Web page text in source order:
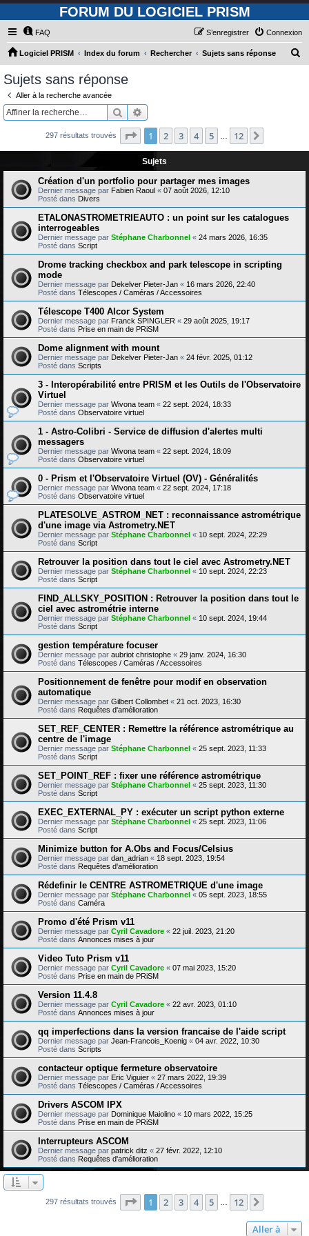
FORUM DU LOGICIEL PRISM
FAQ Connexion
S’enregistrer
Logiciel PRISM Index du forum Rechercher Sujets sans réponse
c
Sujets sans réponse
Aller à la recherche avancée
Rechercher
297 résultats trouvés Page 1sur12
1 2 3 4 5 12
Sujets
Création d'un portfolio pour partager mes images
Dernier message par Fabien Raoul « 07 août 2026, 12:10
Posté dans Divers
ETALONASTROMETRIEAUTO : un point sur les catalogues
interrogeables
Dernier message par Stéphane Charbonnel « 24 mars 2026, 16:35
Posté dans Script
Drome tracking checkbox and park telescope in scripting
mode
Dernier message par Dekelver Pieter-Jan « 16 mars 2026, 22:40
Posté dans Télescopes / Caméras / Accessoires
Télescope T400 Alcor System
Dernier message par Franck SPINGLER « 29 août 2025, 19:17
Posté dans Prise en main de PRiSM
Dome alignment with mount
Dernier message par Dekelver Pieter-Jan « 24 févr. 2025, 01:12
Posté dans Scripts
3 - Interopérabilité entre PRISM et les Outils de l'Observatoire
Virtuel
Dernier message par Wivona team « 22 sept. 2024, 18:33
Posté dans Observatoire virtuel
1 - Astro-Colibri - Service de diffusion d'alertes multi
messagers
Dernier message par Wivona team « 22 sept. 2024, 18:09
Posté dans Observatoire virtuel
0 - Prism et l'Observatoire Virtuel (OV) - Généralités
Dernier message par Wivona team « 22 sept. 2024, 17:18
Posté dans Observatoire virtuel
PLATESOLVE_ASTROM_NET : reconnaissance astrométrique
d'une image via Astrometry.NET
Dernier message par Stéphane Charbonnel « 10 sept. 2024, 22:29
Posté dans Script
Retrouver la position dans tout le ciel avec Astrometry.NET
Dernier message par Stéphane Charbonnel « 10 sept. 2024, 22:23
Posté dans Script
FIND_ALLSKY_POSITION : Retrouver la position dans tout le
ciel avec astrométrie interne
Dernier message par Stéphane Charbonnel « 10 sept. 2024, 19:44
Posté dans Script
gestion température focuser
Dernier message par aubriot christophe « 29 janv. 2024, 16:30
Posté dans Télescopes / Caméras / Accessoires
Positionnement de fenêtre pour modif en observation
automatique
Dernier message par Gilbert Collombet « 21 oct. 2023, 16:30
Posté dans Requêtes d'amélioration
SET_REF_CENTER : Remettre la référence astrométrique au
centre de l'image
Dernier message par Stéphane Charbonnel « 25 sept. 2023, 11:33
Posté dans Script
SET_POINT_REF : fixer une référence astrométrique
Dernier message par Stéphane Charbonnel « 25 sept. 2023, 11:30
Posté dans Script
EXEC_EXTERNAL_PY : exécuter un script python externe
Dernier message par Stéphane Charbonnel « 25 sept. 2023, 11:06
Posté dans Script
Minimize button for A.Obs and Focus/Celsius
Dernier message par dan_adrian « 18 sept. 2023, 19:54
Posté dans Requêtes d'amélioration
Rédefinir le CENTRE ASTROMETRIQUE d'une image
Dernier message par Stéphane Charbonnel « 05 sept. 2023, 18:55
Posté dans Caméra
Promo d'été Prism v11
Dernier message par Cyril Cavadore « 22 juil. 2023, 21:20
Posté dans Annonces mises à jour
Video Tuto Prism v11
Dernier message par Cyril Cavadore « 07 mai 2023, 15:20
Posté dans Prise en main de PRiSM
Version 11.4.8
Dernier message par Cyril Cavadore « 22 avr. 2023, 01:10
Posté dans Annonces mises à jour
qq imperfections dans la version francaise de l'aide script
Dernier message par Jean-Francois_Koenig « 04 avr. 2022, 10:30
Posté dans Scripts
contacteur optique fermeture observatoire
Dernier message par Eric Viguier « 27 mars 2022, 19:39
Posté dans Télescopes / Caméras / Accessoires
Drivers ASCOM IPX
Dernier message par Dominique Maiolino « 10 mars 2022, 15:25
Posté dans Prise en main de PRiSM
Interrupteurs ASCOM
Dernier message par patrick ditz « 27 févr. 2022, 12:10
Posté dans Requêtes d'amélioration
297 résultats trouvés Page 1sur12
1 2 3 4 5 12
Aller à